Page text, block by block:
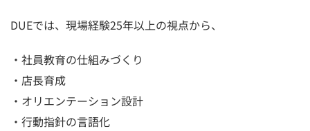
DUEでは、現場経験25年以上の視点から、
・社員教育の仕組みづくり
・店長育成
・オリエンテーション設計
・行動指針の言語化